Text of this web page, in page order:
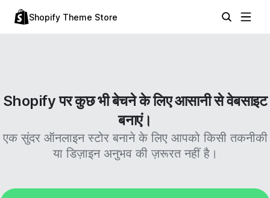
Shopify Theme Store
Shopify पर कुछ भी बेचने के लिए आसानी से वेबसाइट
बनाएं।
एक सुंदर ऑनलाइन स्टोर बनाने के लिए आपको किसी तकनीकी
या डिज़ाइन अनुभव की ज़रूरत नहीं है।